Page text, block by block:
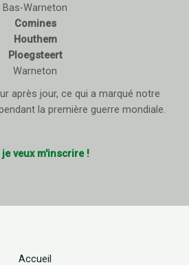
Bas-Warneton
Comines
Houthem
Ploegsteert
Warneton
après jour, ce qui a marqué notre
la première guerre mondiale.
je veux m'inscrire !
Accueil